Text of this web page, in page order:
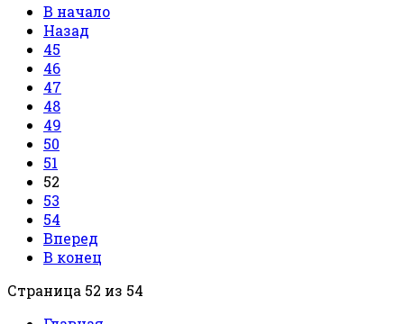
В начало
Назад
45
46
47
48
49
50
51
52
53
54
Вперед
В конец
Страница 52 из 54